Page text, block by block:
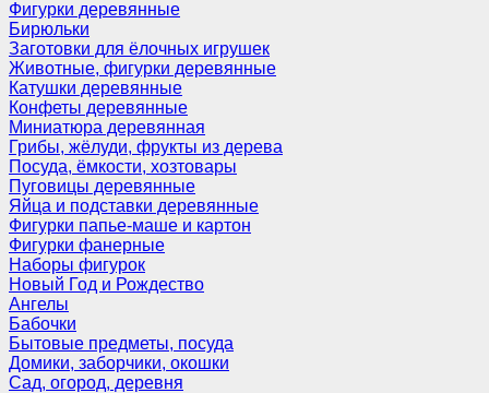
Фигурки деревянные
Бирюльки
Заготовки для ёлочных игрушек
Животные, фигурки деревянные
Катушки деревянные
Конфеты деревянные
Миниатюра деревянная
Грибы, жёлуди, фрукты из дерева
Посуда, ёмкости, хозтовары
Пуговицы деревянные
Яйца и подставки деревянные
Фигурки папье-маше и картон
Фигурки фанерные
Наборы фигурок
Новый Год и Рождество
Ангелы
Бабочки
Бытовые предметы, посуда
Домики, заборчики, окошки
Сад, огород, деревня